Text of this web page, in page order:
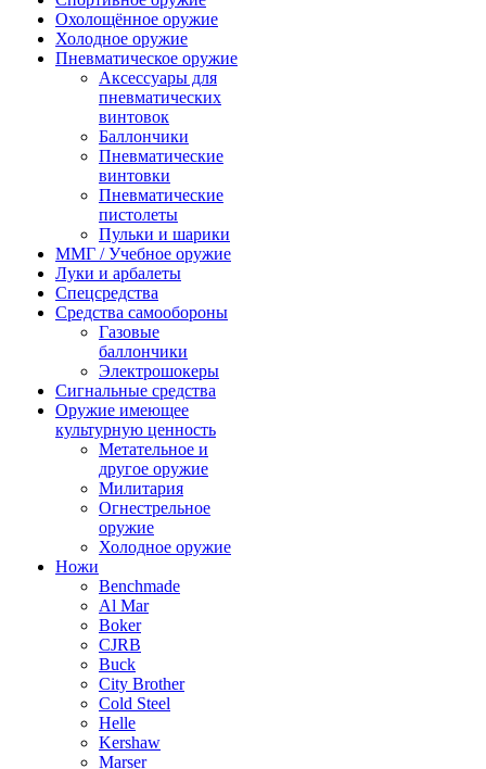
Охолощённое оружие
Холодное оружие
Пневматическое оружие
Аксессуары для
пневматических
винтовок
Баллончики
Пневматические
винтовки
Пневматические
пистолеты
Пульки и шарики
ММГ / Учебное оружие
Луки и арбалеты
Спецсредства
Средства самообороны
Газовые
баллончики
Электрошокеры
Сигнальные средства
Оружие имеющее
культурную ценность
Метательное и
другое оружие
Милитария
Огнестрельное
оружие
Холодное оружие
Ножи
Benchmade
Al Mar
Boker
CJRB
Buck
City Brother
Cold Steel
Helle
Kershaw
Marser